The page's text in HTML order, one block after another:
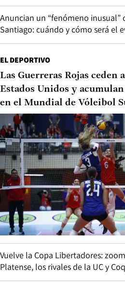
Anuncian un “fenómeno inusual”
Santiago: cuándo y cómo será el
EL DEPORTIVO
Las Guerreras Rojas ceden
Estados Unidos y
en el Mundial de Vóleibol
Vuelve la Copa Libertadores:
Platense, los rivales de la UC y